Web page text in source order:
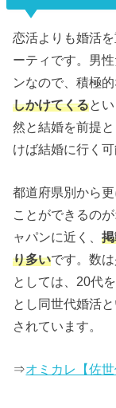
恋活よりも婚活
ーティです。男
ンなので、積極
しかけてくると
然と結婚を前提
けば結婚に行く可
都道府県別から
ことができるの
ャパンに近く、
り多いです。数
としては、20代
とし同世代婚活
されています。
⇒オミカレ【佐